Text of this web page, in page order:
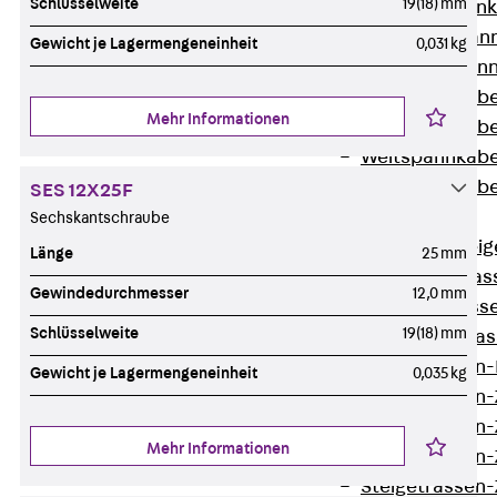
WL
WPR
WLR
Zurück
STU
ST
LGG
Steigetrassen-
Steigetrassen-
Steigetrassen-
Schlüsselweite 19(18) mm
Gewicht je Lagermengeneinheit 0,031 kg
Mehr Informationen
SES 12X25F
Sechskantschraube
Länge 25 mm
Gewindedurchmesser 12,0 mm
Schlüsselweite 19(18) mm
Gewicht je Lagermengeneinheit 0,035 kg
Mehr Informationen